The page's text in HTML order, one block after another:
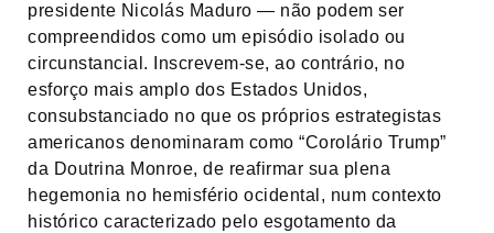
presidente Nicolás Maduro — não podem ser
compreendidos como um episódio isolado ou
circunstancial. Inscrevem-se, ao contrário, no
esforço mais amplo dos Estados Unidos,
consubstanciado no que os próprios estrategistas
americanos denominaram como “Corolário Trump”
da Doutrina Monroe, de reafirmar sua plena
hegemonia no hemisfério ocidental, num contexto
histórico caracterizado pelo esgotamento da